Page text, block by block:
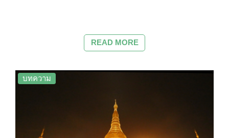
READ MORE
บทความ